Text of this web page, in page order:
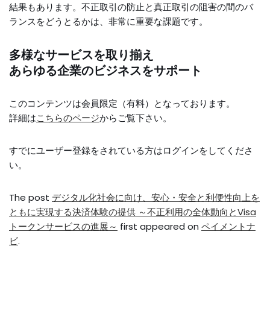
結果もあります。不正取引の防止と真正取引の阻害の間のバ
ランスをどうとるかは、非常に重要な課題です。
多様なサービスを取り揃え
あらゆる企業のビジネスをサポート
このコンテンツは会員限定（有料）となっております。
詳細はこちらのページからご覧下さい。
すでにユーザー登録をされている方はログインをしてくださ
い。
The post デジタル化社会に向け、安心・安全と利便性向上を
ともに実現する決済体験の提供 ～不正利用の全体動向とVisa
トークンサービスの進展～ first appeared on ペイメントナ
ビ.